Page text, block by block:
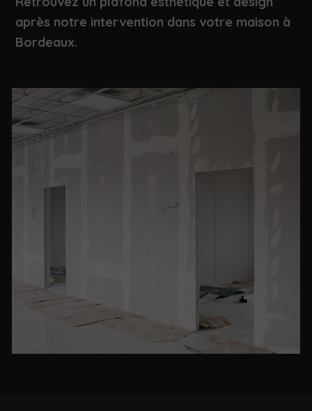
après notre intervention dans votre maison à
Bordeaux.